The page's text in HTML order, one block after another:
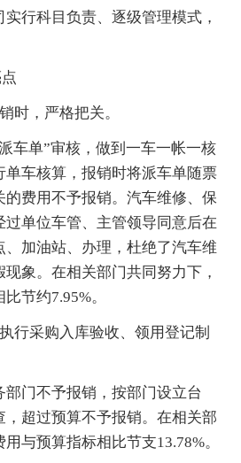
行科目负责、逐级管理模式，
时，严格把关。
车单”审核，做到一车一帐一核
单车核算，报销时将派车单随票
费用不予报销。汽车维修、保
过单位车管、主管领导同意后在
加油站、办理，杜绝了汽车维
象。在相关部门共同努力下，
节约7.95%。
行采购入库验收、领用登记制
部门不予报销，按部门设立台
超过预算不予报销。在相关部
与预算指标相比节支13.78%。